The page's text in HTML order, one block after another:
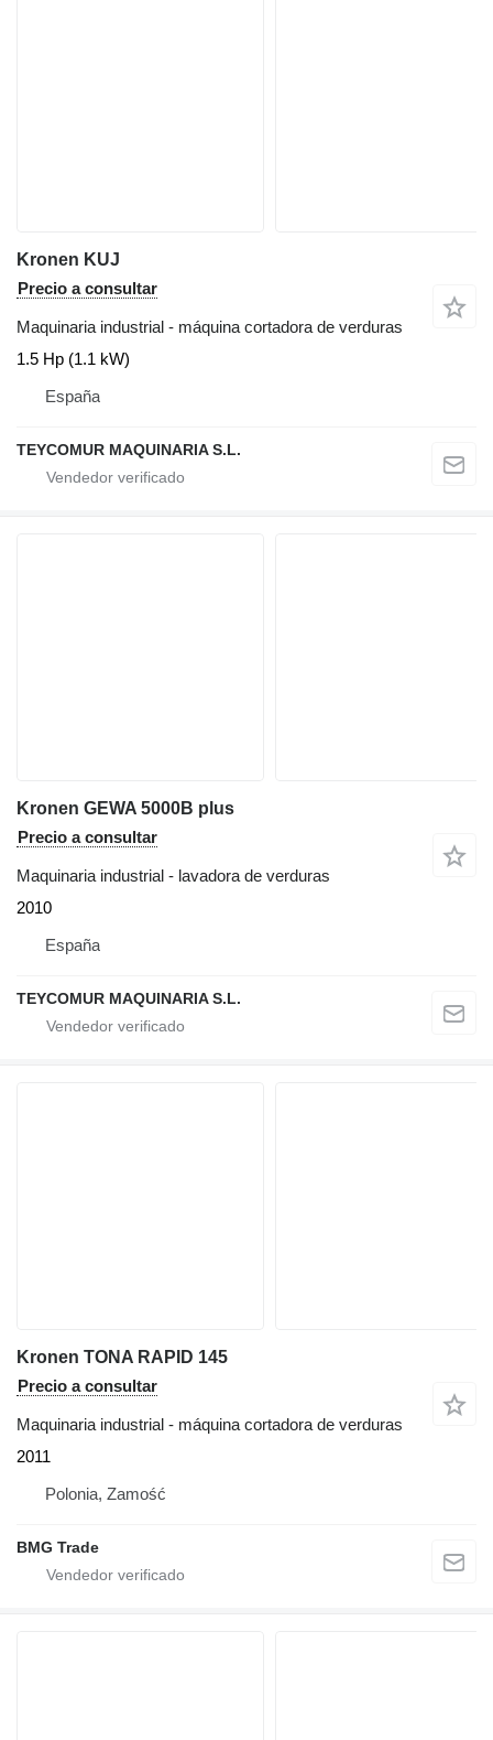
Kronen KUJ
Precio a consultar
Maquinaria industrial - máquina cortadora de verduras
1.5 Hp (1.1 kW)
España
TEYCOMUR MAQUINARIA S.L.
Kronen GEWA 5000B plus
Precio a consultar
Maquinaria industrial - lavadora de verduras
2010
España
TEYCOMUR MAQUINARIA S.L.
Kronen TONA RAPID 145
Precio a consultar
Maquinaria industrial - máquina cortadora de verduras
2011
Polonia, Zamość
BMG Trade